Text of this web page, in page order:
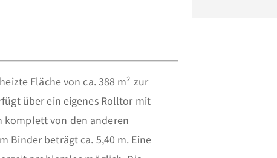
Fläche von ca. 388 m² zur
über ein eigenes Rolltor mit
komplett von den anderen
Binder beträgt ca. 5,40 m. Eine